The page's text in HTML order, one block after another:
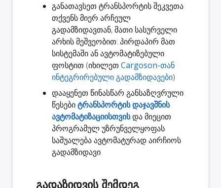
განათავსეთ ტრანსპორტის შეკვეთა
თქვენს მიერ არჩეულ
გადამზიდავთან, მათი სასურველი
არხის მეშვეობით: პირდაპირ მათ
სისტემაში ან ავტომატიზებული
ფოსტით (იხილეთ Cargoson-თან
ინტეგრირებული გადამზიდავები)
დააყენეთ წინასწარ განსაზღვრული
წესებიტრანსპორტის დაჯავშნის
ავტომატიზაციისთვისდა მიეცით
პროგრამულ უზრუნველყოფას
საშუალება ავტომატურად აირჩიოს
გადამზიდავი
გადაზიდვის შემდეგ